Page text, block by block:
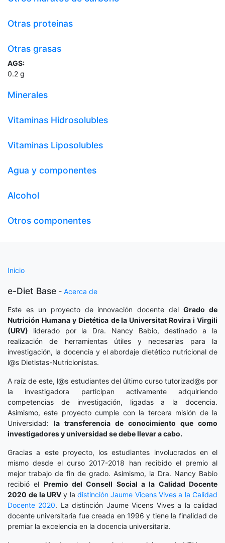
Otras proteinas
Otras grasas
AGS:
0.2 g
Minerales
Vitaminas Hidrosolubles
Vitaminas Liposolubles
Agua y componentes
Alcohol
Otros componentes
Inicio
e-Diet Base - Acerca de
Este es un proyecto de innovación docente delGrado de
Nutrición Humana y Dietética de la Universitat Rovira i Virgili
(URV) liderado por la Dra. Nancy Babio, destinado a la
realización de herramientas útiles y necesarias para la
investigación, la docencia y el abordaje dietético nutricional de
l@s Dietistas-Nutricionistas.
A raíz de este, l@s estudiantes del último curso tutorizad@s por
la investigadora participan activamente adquiriendo
competencias de investigación, ligadas a la docencia.
Asimismo, este proyecto cumple con la tercera misión de la
Universidad: la transferencia de conocimiento que como
investigadores y universidad se debe llevar a cabo.
Gracias a este proyecto, los estudiantes involucrados en el
mismo desde el curso 2017-2018 han recibido el premio al
mejor trabajo de fin de grado. Asimismo, la Dra. Nancy Babio
recibió el Premio del Consell Social a la Calidad Docente
2020 de la URV y ladistinción Jaume Vicens Vives a la Calidad
Docente 2020. La distinción Jaume Vicens Vives a la calidad
docente universitaria fue creada en 1996 y tiene la finalidad de
premiar la excelencia en la docencia universitaria.